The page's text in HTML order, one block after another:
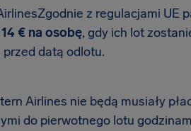
z regulacjami UE
€ na osobę, gdy ich lot
przed datą odlotu.
Airlines nie będą musiały
do pierwotnego lotu